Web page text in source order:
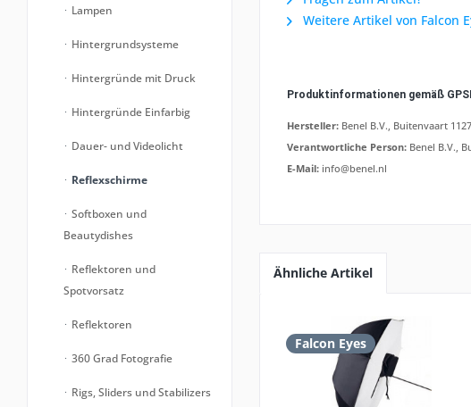
Lampen
Hintergrundsysteme
Hintergründe mit Druck
Hintergründe Einfarbig
Dauer- und Videolicht
Reflexschirme
Softboxen und
Beautydishes
Reflektoren und
Spotvorsatz
Reflektoren
360 Grad Fotografie
Rigs, Sliders und Stabilizers
Weitere Artikel von Falcon
Produktinformationen gemäß
Hersteller: Benel B.V., Buitenvaart
Verantwortliche Person: Benel B.V.,
E-Mail: info@benel.nl
Ähnliche Artikel
Falcon Eyes